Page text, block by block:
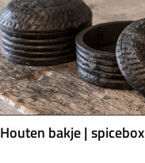
Houten bakje | spicebox